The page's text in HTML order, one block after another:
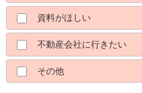
資料がほしい
不動産会社に行きたい
その他